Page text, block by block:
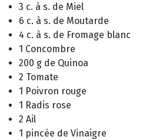
3 c. à s. de Miel
6 c. à s. de Moutarde
4 c. à s. de Fromage blanc
1 Concombre
200 g de Quinoa
2 Tomate
1 Poivron rouge
1 Radis rose
2 Ail
1 pincée de Vinaigre